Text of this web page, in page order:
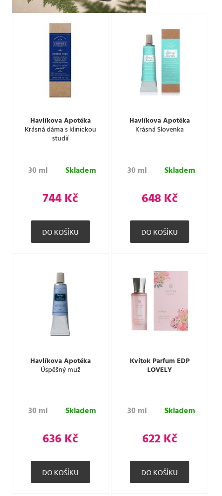
Havlíkova Apotéka
Krásná dáma s klinickou
studií
30 ml Skladem
744 Kč
Havlíkova Apotéka
Krásná Slovenka
30 ml Skladem
648 Kč
Havlíkova Apotéka
Úspěšný muž
30 ml Skladem
636 Kč
Kvítok Parfum EDP
LOVELY
30 ml Skladem
622 Kč